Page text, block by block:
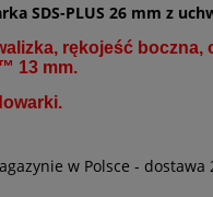
SDS-PLUS 26 mm z
rękojeść
13 mm.
w Polsce - dostawa